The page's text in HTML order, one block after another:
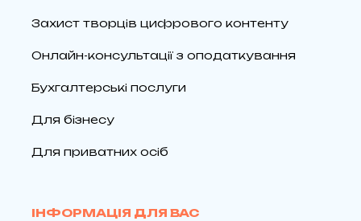
Захист творців цифрового контенту
Онлайн-консультації з оподаткування
Бухгалтерські послуги
Для бізнесу
Для приватних осіб
ІНФОРМАЦІЯ ДЛЯ ВАС